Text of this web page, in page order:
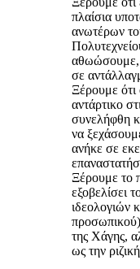
πλαίσια
ανωτέρων
αθωώσουμε,
σε
Ξέρουμε
αντάρτικο
συνελήφθη
να
ανήκε σε
Ξέρουμε το
εξοβελίσει
ιδεολογιών
της Χάγης,
ως την